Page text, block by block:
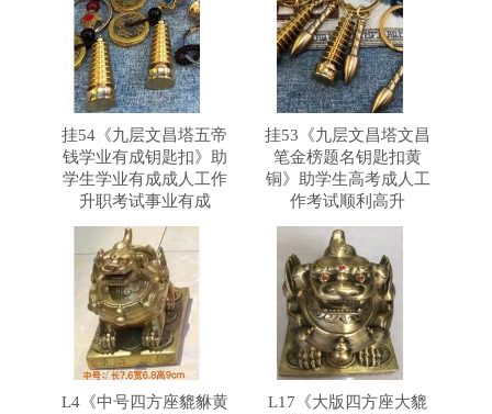
挂54《九层文昌塔五帝
钱学业有成钥匙扣》助
学生学业有成成人工作
升职考试事业有成
挂53《九层文昌塔文昌
笔金榜题名钥匙扣黄
铜》助学生高考成人工
作考试顺利高升
L4《中号四方座貔貅黄
L17《大版四方座大貔